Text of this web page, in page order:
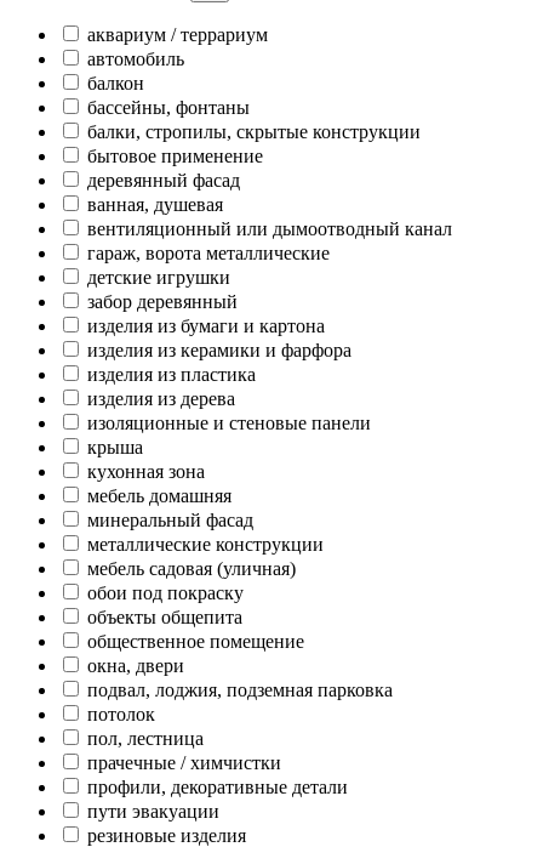
аквариум / террариум
автомобиль
балкон
бассейны, фонтаны
балки, стропилы, скрытые конструкции
бытовое применение
деревянный фасад
ванная, душевая
вентиляционный или дымоотводный канал
гараж, ворота металлические
детские игрушки
забор деревянный
изделия из бумаги и картона
изделия из керамики и фарфора
изделия из пластика
изделия из дерева
изоляционные и стеновые панели
крыша
кухонная зона
мебель домашняя
минеральный фасад
металлические конструкции
мебель садовая (уличная)
обои под покраску
объекты общепита
общественное помещение
окна, двери
подвал, лоджия, подземная парковка
потолок
пол, лестница
прачечные / химчистки
профили, декоративные детали
пути эвакуации
резиновые изделия